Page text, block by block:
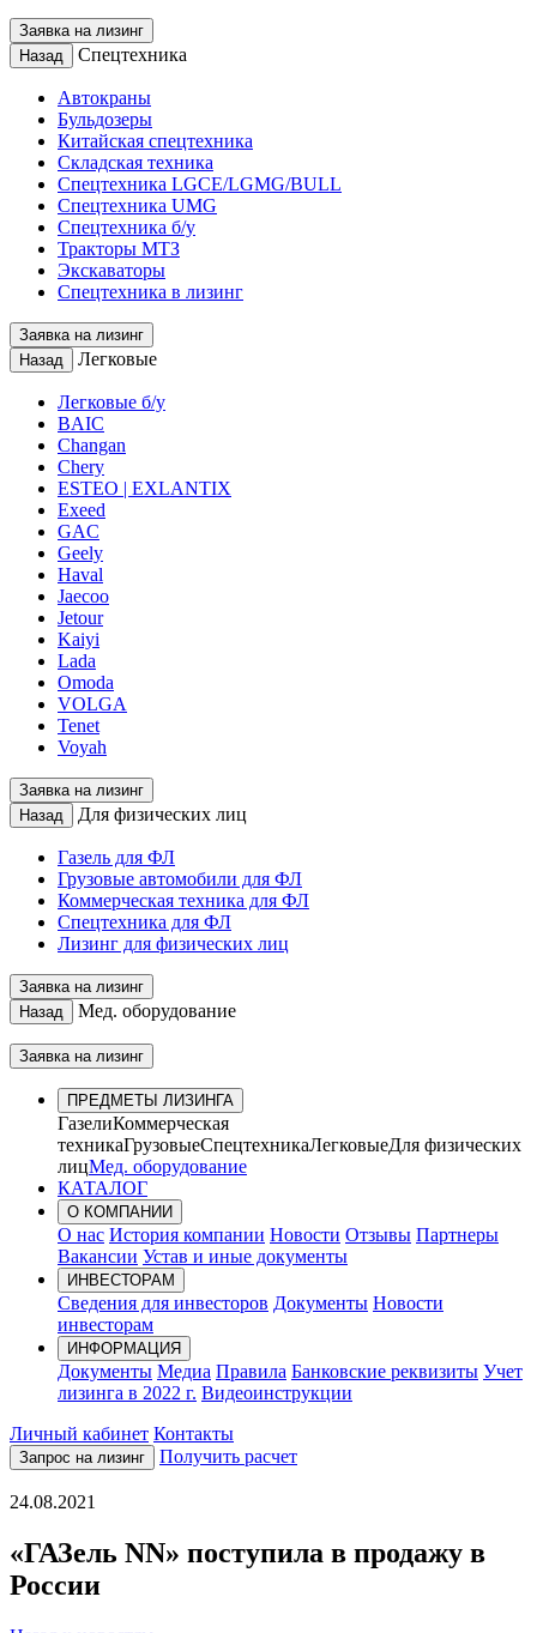
Заявка на лизинг
Назад
Спецтехника
Автокраны
Бульдозеры
Китайская спецтехника
Складская техника
Спецтехника LGCE/LGMG/BULL
Спецтехника UMG
Спецтехника б/у
Тракторы МТЗ
Экскаваторы
Спецтехника в лизинг
Заявка на лизинг
Назад
Легковые
Легковые б/у
BAIC
Changan
Chery
ESTEO | EXLANTIX
Exeed
GAC
Geely
Haval
Jaecoo
Jetour
Kaiyi
Lada
Omoda
VOLGA
Tenet
Voyah
Заявка на лизинг
Назад
Для физических лиц
Газель для ФЛ
Грузовые автомобили для ФЛ
Коммерческая техника для ФЛ
Спецтехника для ФЛ
Лизинг для физических лиц
Заявка на лизинг
Назад
Мед. оборудование
Заявка на лизинг
ПРЕДМЕТЫ ЛИЗИНГА
ГазелиКоммерческая
техникаГрузовыеСпецтехникаЛегковыеДля физических
лицМед. оборудование
КАТАЛОГ
О КОМПАНИИ
О нас История компании Новости Отзывы Партнеры
Вакансии Устав и иные документы
ИНВЕСТОРАМ
Сведения для инвесторов Документы Новости
инвесторам
ИНФОРМАЦИЯ
Документы Медиа Правила Банковские реквизиты Учет
лизинга в 2022 г. Видеоинструкции
Личный кабинет Контакты
Запрос на лизинг Получить расчет
24.08.2021
«ГАЗель NN» поступила в продажу в
России